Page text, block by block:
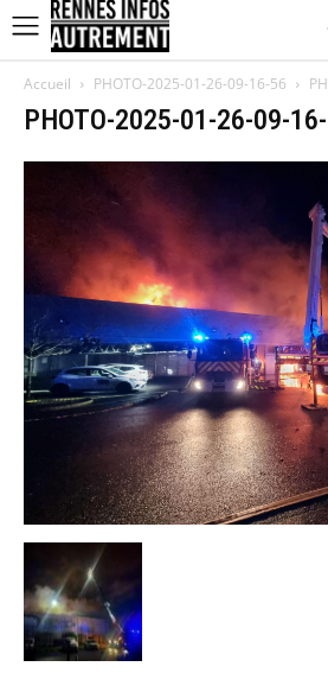
Accueil PHOTO-2025-01-26-09-16-56
PHOTO-2025-01-26-09-